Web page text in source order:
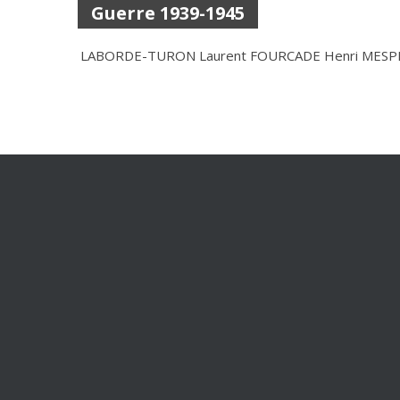
Guerre 1939-1945
LABORDE-TURON Laurent FOURCADE Henri